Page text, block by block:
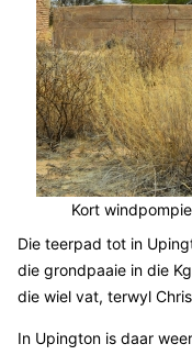
Kort
Die teerpad tot in
die grondpaaie in die
die wiel vat, terwyl
In Upington is daar